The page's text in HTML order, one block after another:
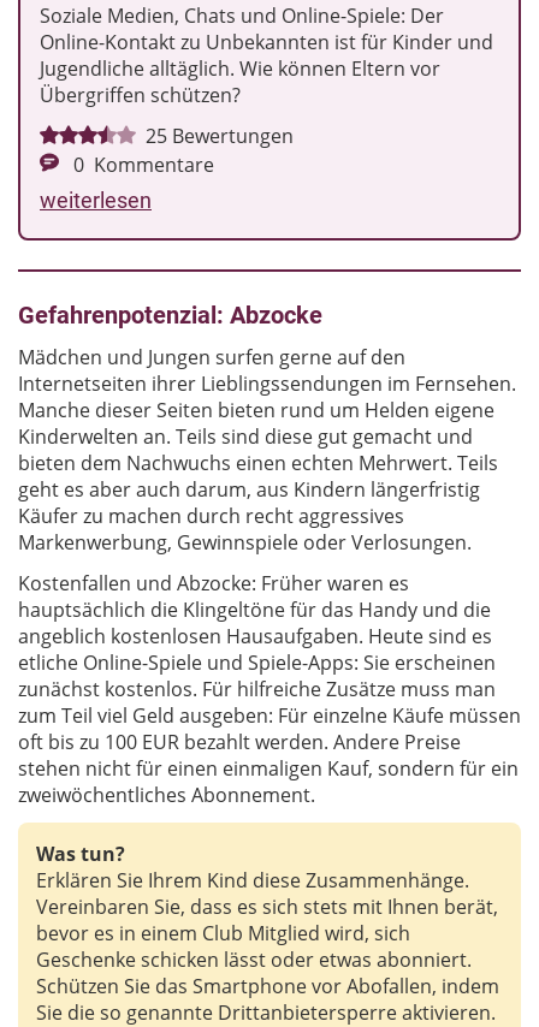
Soziale Medien, Chats und Online-Spiele: Der
Online-Kontakt zu Unbekannten ist für Kinder und
Jugendliche alltäglich. Wie können Eltern vor
Übergriffen schützen?
25 Bewertungen
0 Kommentare
weiterlesen
Gefahrenpotenzial: Abzocke
Mädchen und Jungen surfen gerne auf den
Internetseiten ihrer Lieblingssendungen im Fernsehen.
Manche dieser Seiten bieten rund um Helden eigene
Kinderwelten an. Teils sind diese gut gemacht und
bieten dem Nachwuchs einen echten Mehrwert. Teils
geht es aber auch darum, aus Kindern längerfristig
Käufer zu machen durch recht aggressives
Markenwerbung, Gewinnspiele oder Verlosungen.
Kostenfallen und Abzocke: Früher waren es
hauptsächlich die Klingeltöne für das Handy und die
angeblich kostenlosen Hausaufgaben. Heute sind es
etliche Online-Spiele und Spiele-Apps: Sie erscheinen
zunächst kostenlos. Für hilfreiche Zusätze muss man
zum Teil viel Geld ausgeben: Für einzelne Käufe müssen
oft bis zu 100 EUR bezahlt werden. Andere Preise
stehen nicht für einen einmaligen Kauf, sondern für ein
zweiwöchentliches Abonnement.
Was tun?
Erklären Sie Ihrem Kind diese Zusammenhänge.
Vereinbaren Sie, dass es sich stets mit Ihnen berät,
bevor es in einem Club Mitglied wird, sich
Geschenke schicken lässt oder etwas abonniert.
Schützen Sie das Smartphone vor Abofallen, indem
Sie die so genannte Drittanbietersperre aktivieren.